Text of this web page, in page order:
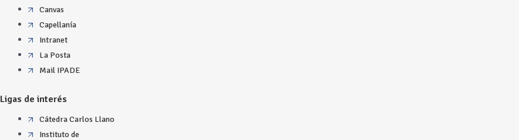
Canvas
Capellanía
Intranet
La Posta
Mail IPADE
Ligas de interés
Cátedra Carlos Llano
Instituto de